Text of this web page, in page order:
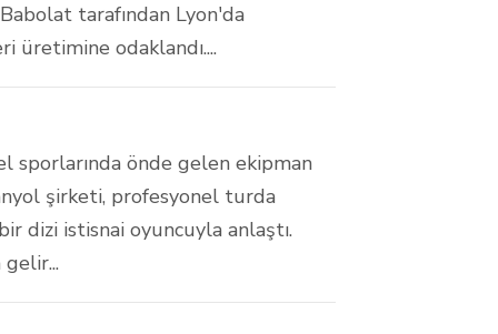
tarafından Lyon'da
üretimine odaklandı....
sporlarında önde gelen ekipman
şirketi, profesyonel turda
dizi istisnai oyuncuyla anlaştı.